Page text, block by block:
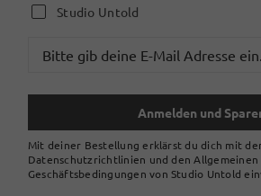
Studio Untold
Anmelden und
Mit deiner Bestellung erklärst du dich mit
Datenschutzrichtlinien und den Allgemeinen
Geschäftsbedingungen von Studio Untold